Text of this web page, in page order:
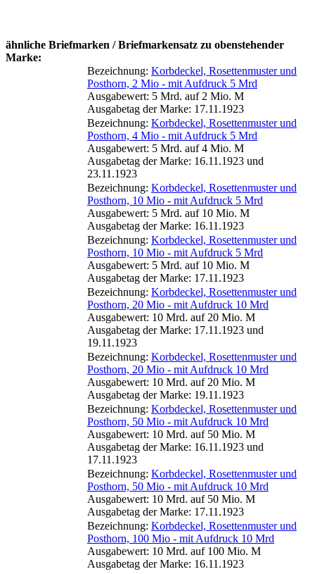
ähnliche Briefmarken / Briefmarkensatz zu obenstehender
Marke:
Bezeichnung: Korbdeckel, Rosettenmuster und
Posthorn, 2 Mio - mit Aufdruck 5 Mrd
Ausgabewert: 5 Mrd. auf 2 Mio. M
Ausgabetag der Marke: 17.11.1923
Bezeichnung: Korbdeckel, Rosettenmuster und
Posthorn, 4 Mio - mit Aufdruck 5 Mrd
Ausgabewert: 5 Mrd. auf 4 Mio. M
Ausgabetag der Marke: 16.11.1923 und
23.11.1923
Bezeichnung: Korbdeckel, Rosettenmuster und
Posthorn, 10 Mio - mit Aufdruck 5 Mrd
Ausgabewert: 5 Mrd. auf 10 Mio. M
Ausgabetag der Marke: 16.11.1923
Bezeichnung: Korbdeckel, Rosettenmuster und
Posthorn, 10 Mio - mit Aufdruck 5 Mrd
Ausgabewert: 5 Mrd. auf 10 Mio. M
Ausgabetag der Marke: 17.11.1923
Bezeichnung: Korbdeckel, Rosettenmuster und
Posthorn, 20 Mio - mit Aufdruck 10 Mrd
Ausgabewert: 10 Mrd. auf 20 Mio. M
Ausgabetag der Marke: 17.11.1923 und
19.11.1923
Bezeichnung: Korbdeckel, Rosettenmuster und
Posthorn, 20 Mio - mit Aufdruck 10 Mrd
Ausgabewert: 10 Mrd. auf 20 Mio. M
Ausgabetag der Marke: 19.11.1923
Bezeichnung: Korbdeckel, Rosettenmuster und
Posthorn, 50 Mio - mit Aufdruck 10 Mrd
Ausgabewert: 10 Mrd. auf 50 Mio. M
Ausgabetag der Marke: 16.11.1923 und
17.11.1923
Bezeichnung: Korbdeckel, Rosettenmuster und
Posthorn, 50 Mio - mit Aufdruck 10 Mrd
Ausgabewert: 10 Mrd. auf 50 Mio. M
Ausgabetag der Marke: 17.11.1923
Bezeichnung: Korbdeckel, Rosettenmuster und
Posthorn, 100 Mio - mit Aufdruck 10 Mrd
Ausgabewert: 10 Mrd. auf 100 Mio. M
Ausgabetag der Marke: 16.11.1923